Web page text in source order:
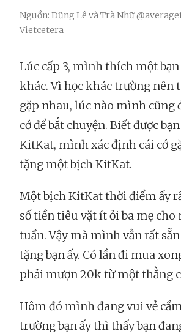
Nguồn: Dũng Lê và Trà Nhữ
Vietcetera
Lúc cấp 3, mình thích một
khác. Vì học khác trường
gặp nhau, lúc nào mình cũng
cớ để bắt chuyện. Biết được
KitKat, mình xác định cái cớ
tặng một bịch KitKat.
Một bịch KitKat thời điểm ấy
số tiền tiêu vặt ít ỏi ba mẹ
tuần. Vậy mà mình vẫn rất
tặng bạn ấy. Có lần đi mua
phải mượn 20k từ một thằng
Hôm đó mình đang vui vẻ
trường bạn ấy thì thấy bạn